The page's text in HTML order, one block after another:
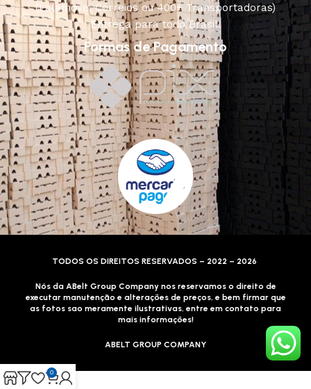
(Lalamove, Correios ou 400+ Transportadoras)
Entrega para todo Brasil!
Formas de Pagamento
TODOS OS DIREITOS RESERVADOS – 2022 – 2026
Nós da ABelt Group Company nos reservamos o direito de
executar manutenção e alterações de preços, e bem firmar que
as fotos sao meramente ilustrativas, entre em contato para
mais informações!
ABELT GROUP COMPANY
0